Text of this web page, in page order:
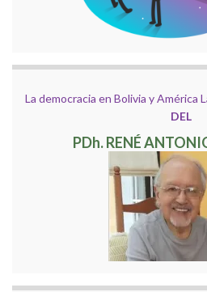
La democracia en Bolivia y América
DEL
PDh. RENÉ